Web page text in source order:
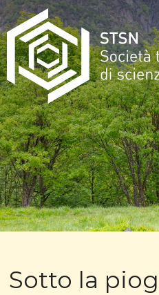
Skip
to
content
STSN
Sotto la